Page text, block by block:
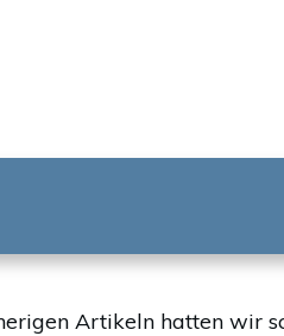
Artikeln hatten wir